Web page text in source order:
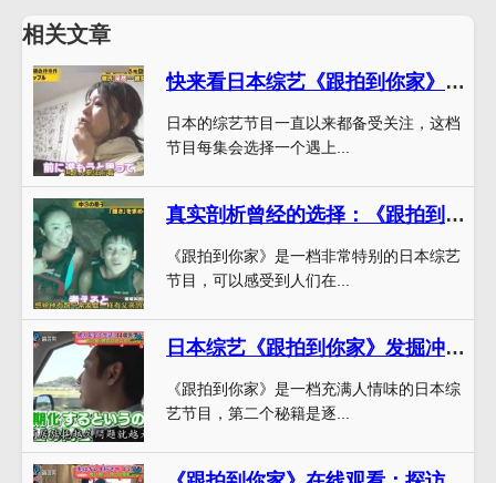
相关文章
快来看日本综艺《跟拍到你家》！走进普通人家中，揭秘人生故事
日本的综艺节目一直以来都备受关注，这档
节目每集会选择一个遇上...
真实剖析曾经的选择：《跟拍到你家》miragehome
《跟拍到你家》是一档非常特别的日本综艺
节目，可以感受到人们在...
日本综艺《跟拍到你家》发掘冲浪帅哥的独门秘籍
《跟拍到你家》是一档充满人情味的日本综
艺节目，第二个秘籍是逐...